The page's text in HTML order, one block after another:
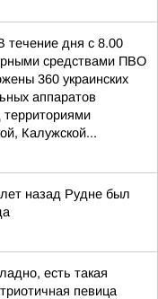
течение дня с 8.00
средствами ПВО
360 украинских
аппаратов
территориями
Калужской...
назад Рудне был
есть такая
певица